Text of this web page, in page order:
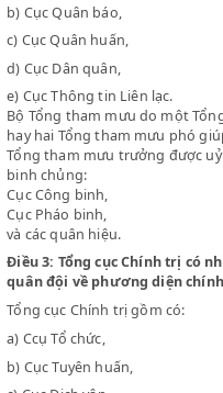
Điều 2:Bộ Tổng tham mưu
quân đội, dân quân và chỉ
Bộ Tổng tham mưu gồm có:
a) Cục Tác chiến,
b)Cục Quân báo,
c)Cục Quân huấn,
d)Cục Dân quân,
e) Cục Thông tin Liên lạc.
Bộ Tổng tham mưu do
hay hai Tổng tham mưu phó
Tổng tham mưu trưởng
binh chủng:
Cục Công binh,
Cục Pháo binh,
và các quân hiệu.